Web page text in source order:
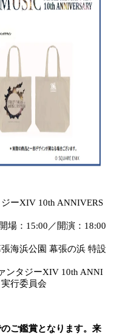
ーXIV 10th ANNIVERS
場：15:00／開演：18:00
海浜公園 幕張の浜 特設
ンタジーXIV 10th ANNI
行委員会
ご鑑賞となります。来